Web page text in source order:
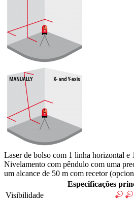
Laser de bolso com 1 linha horizontal e
Nivelamento com pêndulo com uma
um alcance de 50 m com recetor
Especificações
Visibilidade